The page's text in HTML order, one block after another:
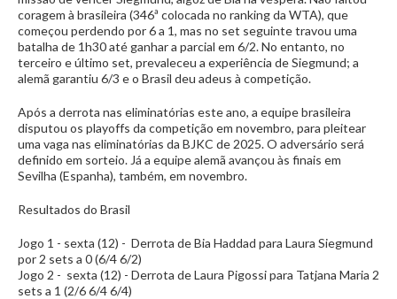
coragem à brasileira (346ª colocada no ranking da WTA), que
começou perdendo por 6 a 1, mas no set seguinte travou uma
batalha de 1h30 até ganhar a parcial em 6/2. No entanto, no
terceiro e último set, prevaleceu a experiência de Siegmund; a
alemã garantiu 6/3 e o Brasil deu adeus à competição.
Após a derrota nas eliminatórias este ano, a equipe brasileira
disputou os playoffs da competição em novembro, para pleitear
uma vaga nas eliminatórias da BJKC de 2025. O adversário será
definido em sorteio. Já a equipe alemã avançou às finais em
Sevilha (Espanha), também, em novembro.
Resultados do Brasil
Jogo 1 - sexta (12) - Derrota de Bia Haddad para Laura Siegmund
por 2 sets a 0 (6/4 6/2)
Jogo 2 - sexta (12) - Derrota de Laura Pigossi para Tatjana Maria 2
sets a 1 (2/6 6/4 6/4)